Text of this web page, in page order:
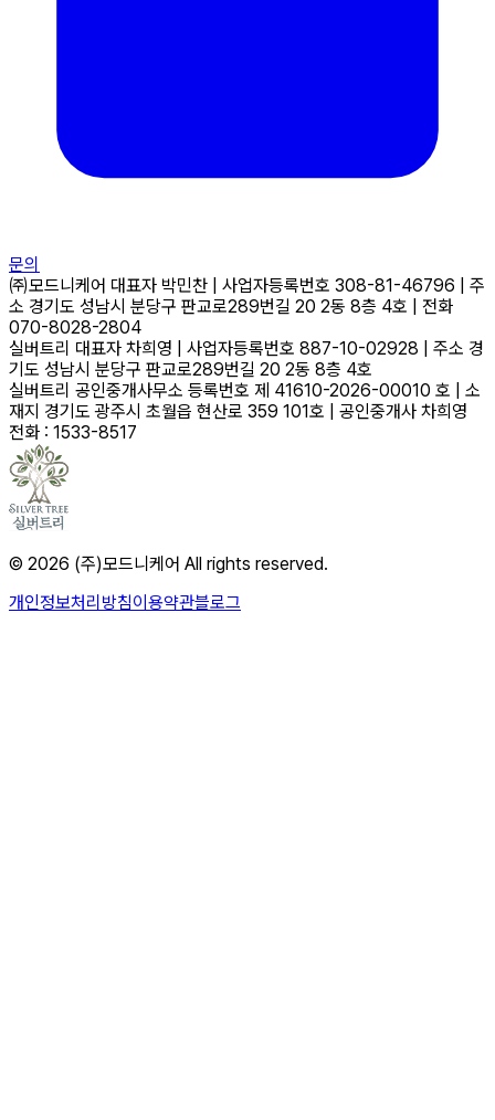
문의
㈜모드니케어 대표자 박민찬 사업자등록번호 308-81-46796
주
소 경기도 성남시 분당구 판교로289번길 20 2동 8층 4호
전화
070-8028-2804
실버트리 대표자 차희영 사업자등록번호 887-10-02928 주소 경
기도 성남시 분당구 판교로289번길 20 2동 8층 4호
실버트리 공인중개사무소 등록번호 제 41610-2026-00010 호
소
재지 경기도 광주시 초월읍 현산로 359 101호 공인중개사 차희영
전화 : 1533-8517
© 2026 (주)모드니케어 All rights reserved.
개인정보처리방침이용약관블로그